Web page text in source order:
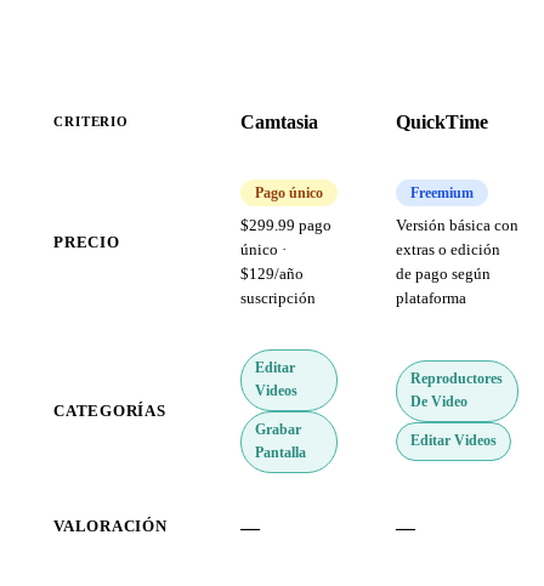
CRITERIO Camtasia QuickTime
PRECIO
Pago único
$299.99 pago
único ·
$129/año
suscripción
Freemium
Versión básica con
extras o edición
de pago según
plataforma
CATEGORÍAS
Editar
Videos
Grabar
Pantalla
Reproductores
De Video
Editar Videos
VALORACIÓN — —